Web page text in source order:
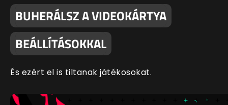
BUHERÁLSZ A VIDEOKÁRTYA
BEÁLLÍTÁSOKKAL
És ezért el is tiltanak játékosokat.